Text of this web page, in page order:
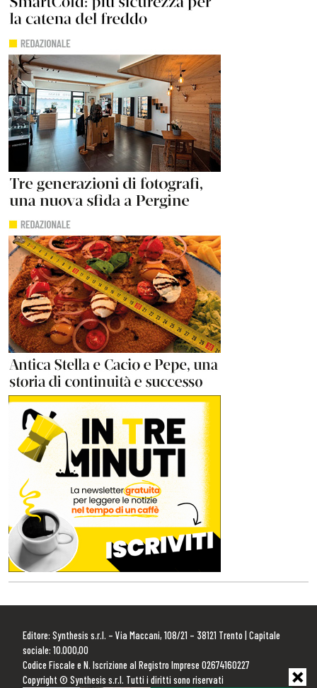
Editore: Synthesis s.r.l. – Via Maccani, 108/21 – 38121 Trento | Capitale
sociale: 10.000,00
Codice Fiscale e N. Iscrizione al Registro Imprese 02674160227
Copyright © Synthesis s.r.l. Tutti i diritti sono riservati